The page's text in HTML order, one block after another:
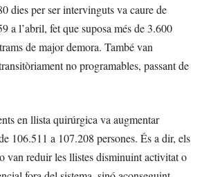
dies per ser intervinguts va caure de
a l’abril, fet que suposa més de 3.600
de major demora. També van
no programables, passant de
en llista quirúrgica va augmentar
106.511 a 107.208 persones. És a dir, els
van reduir les llistes disminuint activitat o